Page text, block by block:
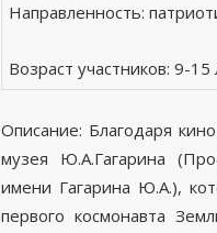
Направленность:
Возраст участников: 9-15
Описание: Благодаря
музея Ю.А.Гагарина
имени Гагарина Ю.А.),
первого космонавта